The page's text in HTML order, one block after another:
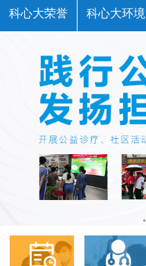
科心大荣誉 科心大环境